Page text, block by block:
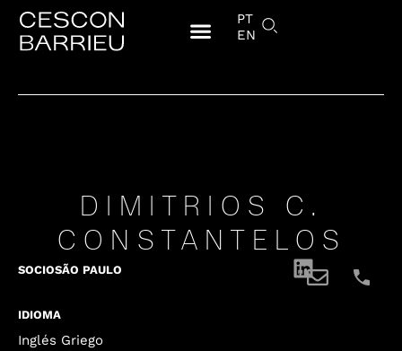
PT
EN
DIMITRIOS C.
CONSTANTELOS
SOCIOSÃO PAULO
IDIOMA
Inglés Griego